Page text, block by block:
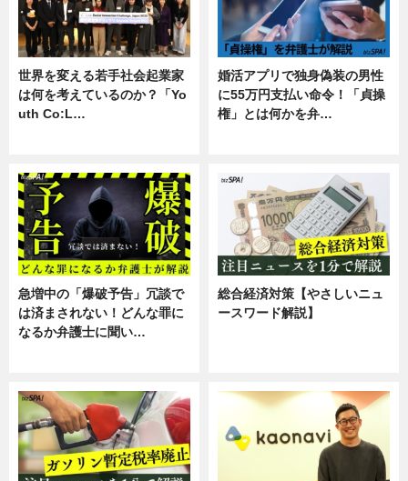
世界を変える若手社会起業家
は何を考えているのか？「Yo
uth Co:L…
婚活アプリで独身偽装の男性
に55万円支払い命令！「貞操
権」とは何かを弁…
急増中の「爆破予告」冗談で
は済まされない！どんな罪に
なるか弁護士に聞い…
総合経済対策【やさしいニュ
ースワード解説】